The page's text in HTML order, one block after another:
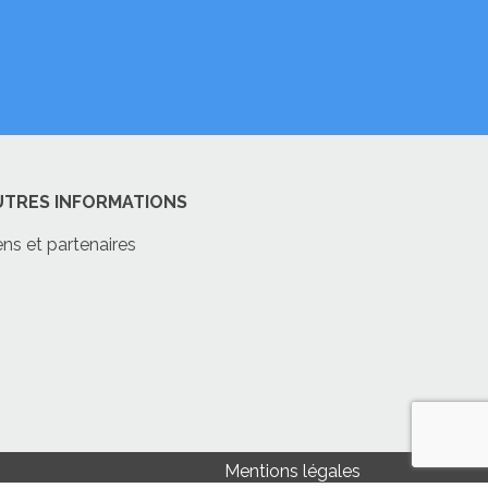
INFORMATIONS
et partenaires
Mentions légales